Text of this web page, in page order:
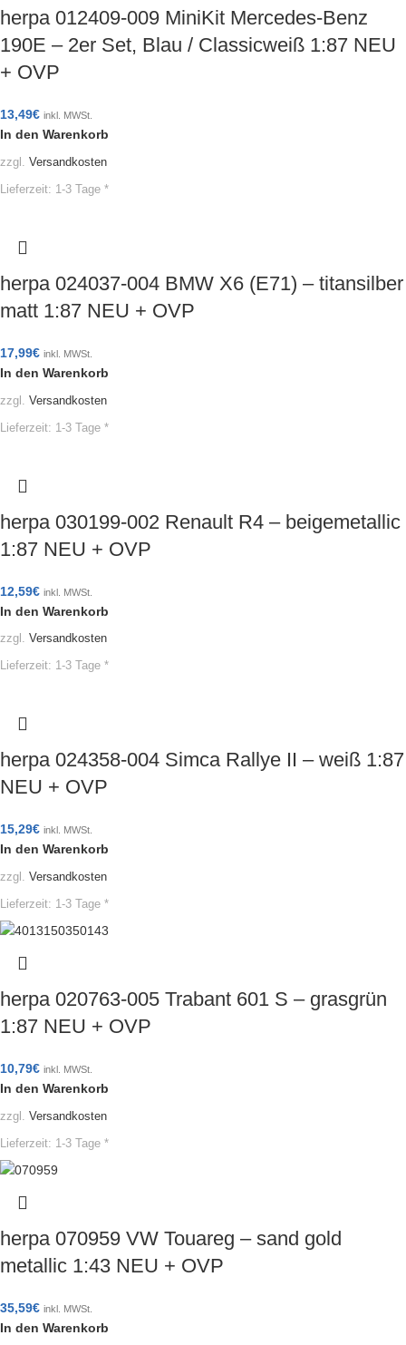
herpa 012409-009 MiniKit Mercedes-Benz
190E – 2er Set, Blau / Classicweiß 1:87 NEU
+ OVP
13,49€ inkl. MWSt.
In den Warenkorb
zzgl. Versandkosten
Lieferzeit: 1-3 Tage *
herpa 024037-004 BMW X6 (E71) – titansilber
matt 1:87 NEU + OVP
17,99€ inkl. MWSt.
In den Warenkorb
zzgl. Versandkosten
Lieferzeit: 1-3 Tage *
herpa 030199-002 Renault R4 – beigemetallic
1:87 NEU + OVP
12,59€ inkl. MWSt.
In den Warenkorb
zzgl. Versandkosten
Lieferzeit: 1-3 Tage *
herpa 024358-004 Simca Rallye II – weiß 1:87
NEU + OVP
15,29€ inkl. MWSt.
In den Warenkorb
zzgl. Versandkosten
Lieferzeit: 1-3 Tage *
herpa 020763-005 Trabant 601 S – grasgrün
1:87 NEU + OVP
10,79€ inkl. MWSt.
In den Warenkorb
zzgl. Versandkosten
Lieferzeit: 1-3 Tage *
herpa 070959 VW Touareg – sand gold
metallic 1:43 NEU + OVP
35,59€ inkl. MWSt.
In den Warenkorb